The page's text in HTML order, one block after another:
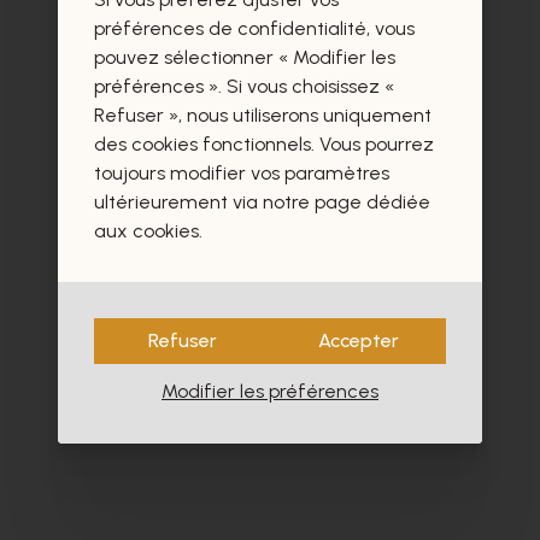
Ces produits vous intéresseront
certainement aussi.
préférences de confidentialité, vous
pouvez sélectionner « Modifier les
préférences ». Si vous choisissez «
Refuser », nous utiliserons uniquement
des cookies fonctionnels. Vous pourrez
toujours modifier vos paramètres
ultérieurement via notre page dédiée
aux cookies.
Refuser Accepter
Modifier les préférences